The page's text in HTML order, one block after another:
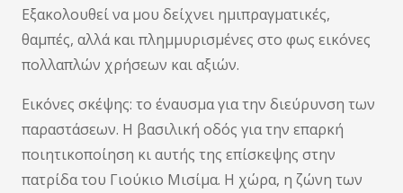
Εξακολουθεί να μου δείχνει ημιπραγματικές,
θαμπές, αλλά και πλημμυρισμένες στο φως εικόνες
πολλαπλών χρήσεων και αξιών.
Εικόνες σκέψης: το έναυσμα για την διεύρυνση των
παραστάσεων. Η βασιλική οδός για την επαρκή
ποιητικοποίηση κι αυτής της επίσκεψης στην
πατρίδα του Γιούκιο Μισίμα. Η χώρα, η ζώνη των